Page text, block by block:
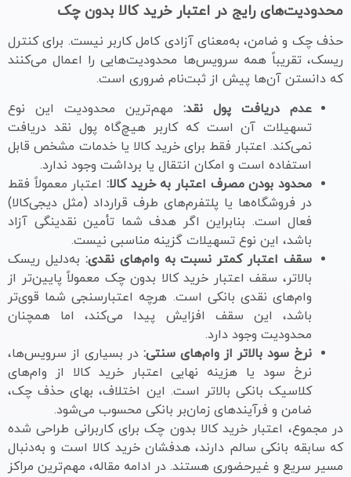
محدودیت‌های رایج در اعتبار خرید کالا بدون چک
حذف چک و ضامن، به‌معنای آزادی کامل کاربر نیست. برای کنترل
ریسک، تقریباً همه سرویس‌ها محدودیت‌هایی را اعمال می‌کنند
که دانستن آن‌ها پیش از ثبت‌نام ضروری است.
عدم دریافت پول نقد: مهم‌ترین محدودیت این نوع
تسهیلات آن است که کاربر هیچ‌گاه پول نقد دریافت
نمی‌کند. اعتبار فقط برای خرید کالا یا خدمات مشخص قابل
استفاده است و امکان انتقال یا برداشت وجود ندارد.
محدود بودن مصرف اعتبار به خرید کالا: اعتبار معمولاً فقط
در فروشگاه‌ها یا پلتفرم‌های طرف قرارداد (مثل دیجی‌کالا)
فعال است. بنابراین اگر هدف شما تأمین نقدینگی آزاد
باشد، این نوع تسهیلات گزینه مناسبی نیست.
سقف اعتبار کمتر نسبت به وام‌های نقدی: به‌دلیل ریسک
بالاتر، سقف اعتبار خرید کالا بدون چک معمولاً پایین‌تر از
وام‌های نقدی بانکی است. هرچه اعتبارسنجی شما قوی‌تر
باشد، این سقف افزایش پیدا می‌کند، اما همچنان
محدودیت وجود دارد.
نرخ سود بالاتر از وام‌های سنتی: در بسیاری از سرویس‌ها،
نرخ سود یا هزینه نهایی اعتبار خرید کالا از وام‌های
کلاسیک بانکی بالاتر است. این اختلاف، بهای حذف چک،
ضامن و فرآیندهای زمان‌بر بانکی محسوب می‌شود.
در مجموع، اعتبار خرید کالا بدون چک برای کاربرانی طراحی شده
که سابقه بانکی سالم دارند، هدفشان خرید کالا است و به‌دنبال
مسیر سریع و غیرحضوری هستند. در ادامه مقاله، مهم‌ترین مراکز